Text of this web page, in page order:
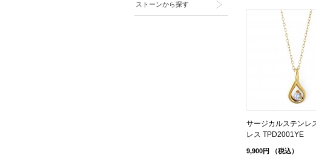
サージカルステンレ
レス TPD2001YE
9,900円 （税込）
ストーンから探す